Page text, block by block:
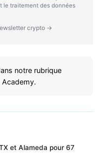
le traitement des données
crypto →
notre rubrique
Academy.
et Alameda pour 67